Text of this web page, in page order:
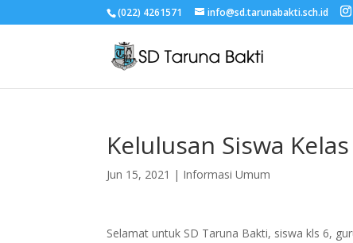
(022) 4261571 info@sd.tarunabakti.sch.id
Kelulusan Siswa
Jun 15, 2021 | Informasi Umum
Selamat untuk SD Taruna Bakti, siswa kls 6,